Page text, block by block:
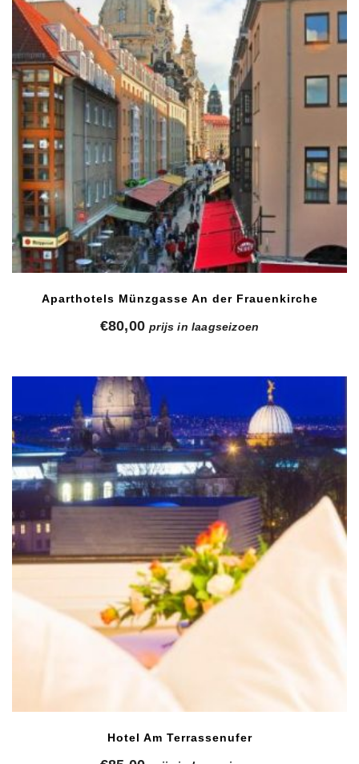
Aparthotels Münzgasse An der Frauenkirche
€80,00 prijs in laagseizoen
Hotel Am Terrassenufer